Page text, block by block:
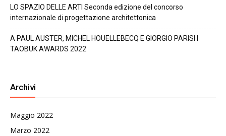
LO SPAZIO DELLE ARTI Seconda edizione del concorso
internazionale di progettazione architettonica
A PAUL AUSTER, MICHEL HOUELLEBECQ E GIORGIO PARISI I
TAOBUK AWARDS 2022
Archivi
Maggio 2022
Marzo 2022